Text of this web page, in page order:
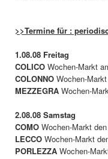
>>Termine für :
1.08.08 Freitag
COLICO Wochen-Markt
COLONNO Wochen-
MEZZEGRA Wochen-
2.08.08 Samstag
COMO Wochen-Markt
LECCO Wochen-Markt
PORLEZZA Wochen-